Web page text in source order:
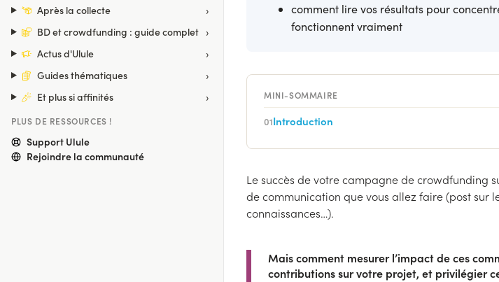
Après la collecte
›
BD et crowdfunding : guide complet ›
Actus d'Ulule
›
Guides thématiques
›
Et plus si affinités
›
PLUS DE RESSOURCES !
Support Ulule
Rejoindre la communauté
comment lire vos résultats pour
fonctionnent vraiment
MINI-SOMMAIRE
01Introduction
Le succès de votre campagne de crowdfunding
de communication que vous allez faire (post sur
connaissances…).
Mais comment mesurer l’impact de ces
contributions sur votre projet, et privilégier